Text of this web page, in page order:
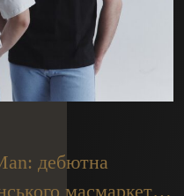
дебютна
масмаркет